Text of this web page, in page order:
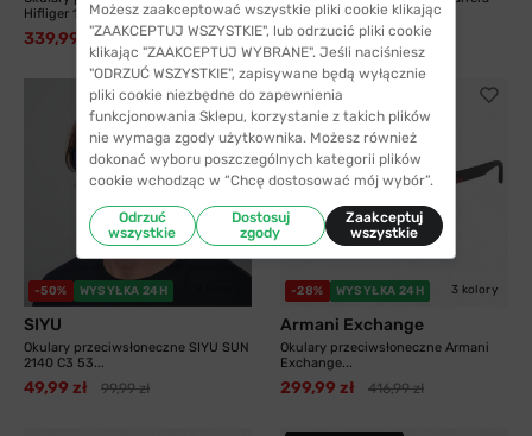
Hifliger 1811...
339,99 zł 538,99 zł
8055 003 58...
325,99 zł 413,99 zł
-50% WYSYŁKA 24H
SIYU
Okulary przeciwsłoneczne SIYU SUN
2140 C3 53...
49,99 zł 99,99 zł
-28% WYSYŁKA 24H 3 kolory
Armani Exchange
Okulary przeciwsłoneczne Armani
Exchange...
299,99 zł 416,99 zł
Możesz zaakceptować wszystkie pliki cookie klikając
"ZAAKCEPTUJ WSZYSTKIE", lub odrzucić pliki cookie
klikając "ZAAKCEPTUJ WYBRANE". Jeśli naciśniesz
"ODRZUĆ WSZYSTKIE", zapisywane będą wyłącznie
pliki cookie niezbędne do zapewnienia
funkcjonowania Sklepu, korzystanie z takich plików
nie wymaga zgody użytkownika. Możesz również
dokonać wyboru poszczególnych kategorii plików
cookie wchodząc w “Chcę dostosować mój wybór”.
Odrzuć
wszystkie
Dostosuj
zgody
Zaakceptuj
wszystkie